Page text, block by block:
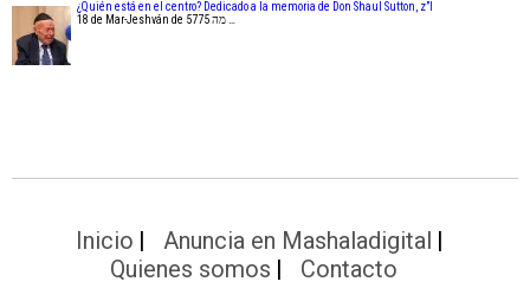
¿Quién está en el centro? Dedicado a la memoria de Don Shaul Sutton, z”l
Inicio
Anuncia en Mashaladigital
Quienes somos
Contacto